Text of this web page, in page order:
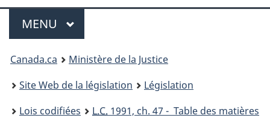
Menu
MENU PRINCIPAL
You
are
here:
Canada.ca
Ministère de la Justice
Site Web de la législation
Législation
Lois codifiées
L.C. 1991, ch. 47 - Table des matières